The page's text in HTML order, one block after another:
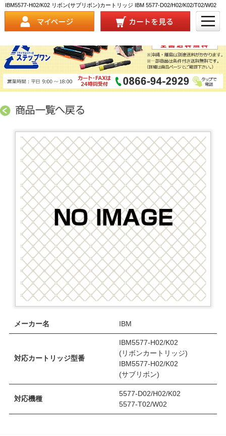
IBM5577-H02/K02 リボン(サブリボン)カートリッジ IBM 5577-D02/H02/K02/T02/W02
対応 商品詳細
メーカー名 IBM
対応カートリッジ型番
IBM5577-H02/K02
(リボンカートリッジ)
IBM5577-H02/K02
(サブリボン)
対応機種
5577-D02/H02/K02
5577-T02/W02